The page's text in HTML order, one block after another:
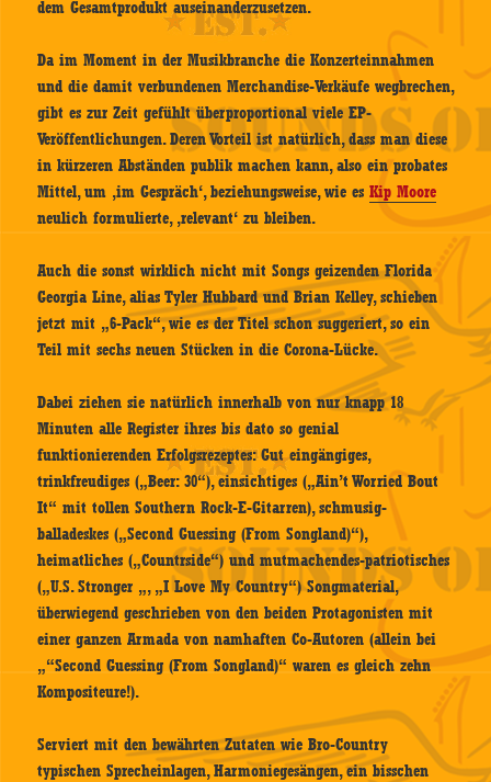
dem Gesamtprodukt auseinanderzusetzen.
Da im Moment in der Musikbranche die Konzerteinnahmen
und die damit verbundenen Merchandise-Verkäufe wegbrechen,
gibt es zur Zeit gefühlt überproportional viele EP-
Veröffentlichungen. Deren Vorteil ist natürlich, dass man diese
in kürzeren Abständen publik machen kann, also ein probates
Mittel, um ‚im Gespräch‘, beziehungsweise, wie esKip Moore
neulich formulierte, ‚relevant‘ zu bleiben.
Auch die sonst wirklich nicht mit Songs geizenden Florida
Georgia Line, alias Tyler Hubbard und Brian Kelley, schieben
jetzt mit „6-Pack“, wie es der Titel schon suggeriert, so ein
Teil mit sechs neuen Stücken in die Corona-Lücke.
Dabei ziehen sie natürlich innerhalb von nur knapp 18
Minuten alle Register ihres bis dato so genial
funktionierenden Erfolgsrezeptes: Gut eingängiges,
trinkfreudiges („Beer: 30“), einsichtiges („Ain’t Worried Bout
It“ mit tollen Southern Rock-E-Gitarren), schmusig-
balladeskes („Second Guessing (From Songland)“),
heimatliches („Countrside“) und mutmachendes-patriotisches
(„U.S. Stronger „, „I Love My Country“) Songmaterial,
überwiegend geschrieben von den beiden Protagonisten mit
einer ganzen Armada von namhaften Co-Autoren (allein bei
„“Second Guessing (From Songland)“ waren es gleich zehn
Kompositeure!).
Serviert mit den bewährten Zutaten wie Bro-Country
typischen Sprecheinlagen, Harmoniegesängen, ein bisschen